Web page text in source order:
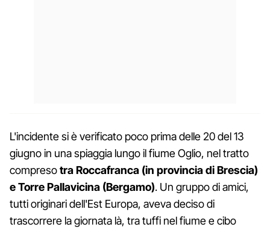
L'incidente si è verificato poco prima delle 20 del 13
giugno in una spiaggia lungo il fiume Oglio, nel tratto
compresotra Roccafranca (in provincia di Brescia)
e Torre Pallavicina (Bergamo). Un gruppo di amici,
tutti originari dell'Est Europa, aveva deciso di
trascorrere la giornata là, tra tuffi nel fiume e cibo